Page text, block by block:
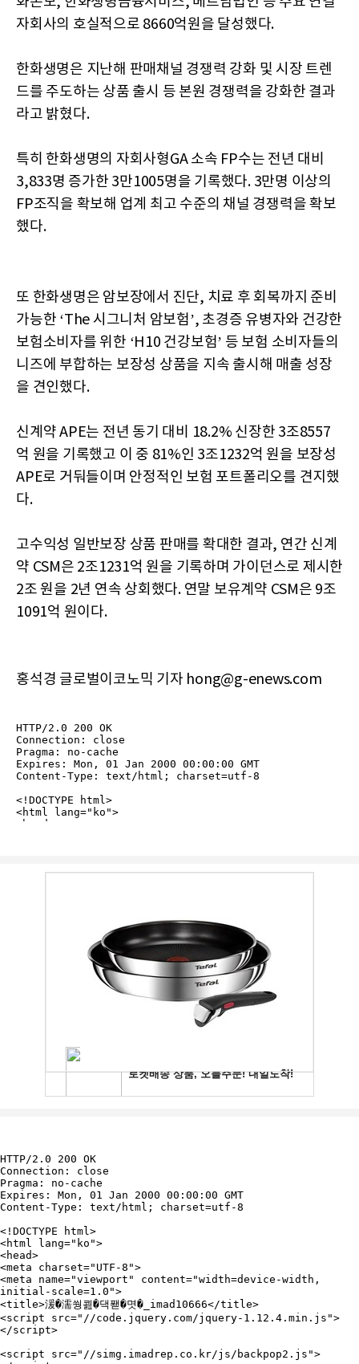
자회사의 호실적으로 8660억원을 달성했다.
한화생명은 지난해 판매채널 경쟁력 강화 및 시장 트렌
드를 주도하는 상품 출시 등 본원 경쟁력을 강화한 결과
라고 밝혔다.
특히 한화생명의 자회사형GA 소속 FP수는 전년 대비
3,833명 증가한 3만1005명을 기록했다. 3만명 이상의
FP조직을 확보해 업계 최고 수준의 채널 경쟁력을 확보
했다.
또 한화생명은 암보장에서 진단, 치료 후 회복까지 준비
가능한 ‘The 시그니처 암보험’, 초경증 유병자와 건강한
보험소비자를 위한 ‘H10 건강보험’ 등 보험 소비자들의
니즈에 부합하는 보장성 상품을 지속 출시해 매출 성장
을 견인했다.
신계약 APE는 전년 동기 대비 18.2% 신장한 3조8557
억 원을 기록했고 이 중 81%인 3조1232억 원을 보장성
APE로 거둬들이며 안정적인 보험 포트폴리오를 견지했
다.
고수익성 일반보장 상품 판매를 확대한 결과, 연간 신계
약 CSM은 2조1231억 원을 기록하며 가이던스로 제시한
2조 원을 2년 연속 상회했다. 연말 보유계약 CSM은 9조
1091억 원이다.
홍석경 글로벌이코노믹 기자 hong@g-enews.com